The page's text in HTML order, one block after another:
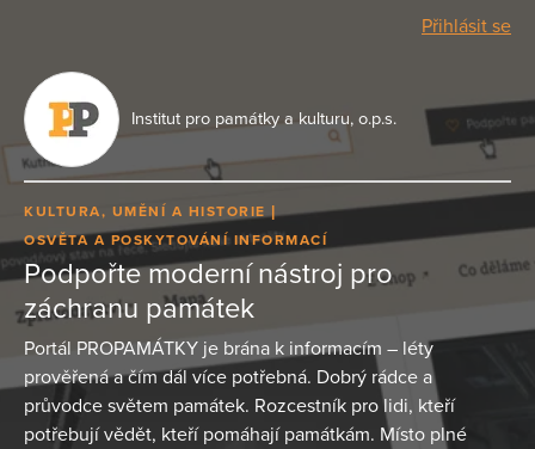
Přihlásit se
Institut pro památky a kulturu, o.p.s.
KULTURA, UMĚNÍ A HISTORIE
OSVĚTA A POSKYTOVÁNÍ INFORMACÍ
Podpořte moderní nástroj pro
záchranu památek
Portál PROPAMÁTKY je brána k informacím – léty
prověřená a čím dál více potřebná. Dobrý rádce a
průvodce světem památek. Rozcestník pro lidi, kteří
potřebují vědět, kteří pomáhají památkám. Místo plné